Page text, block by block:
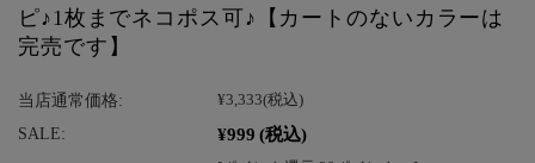
ピ♪1枚までネコポス可♪【カートのないカラーは
完売です】
当店通常価格: ¥3,333(税込)
SALE: ¥999 (税込)